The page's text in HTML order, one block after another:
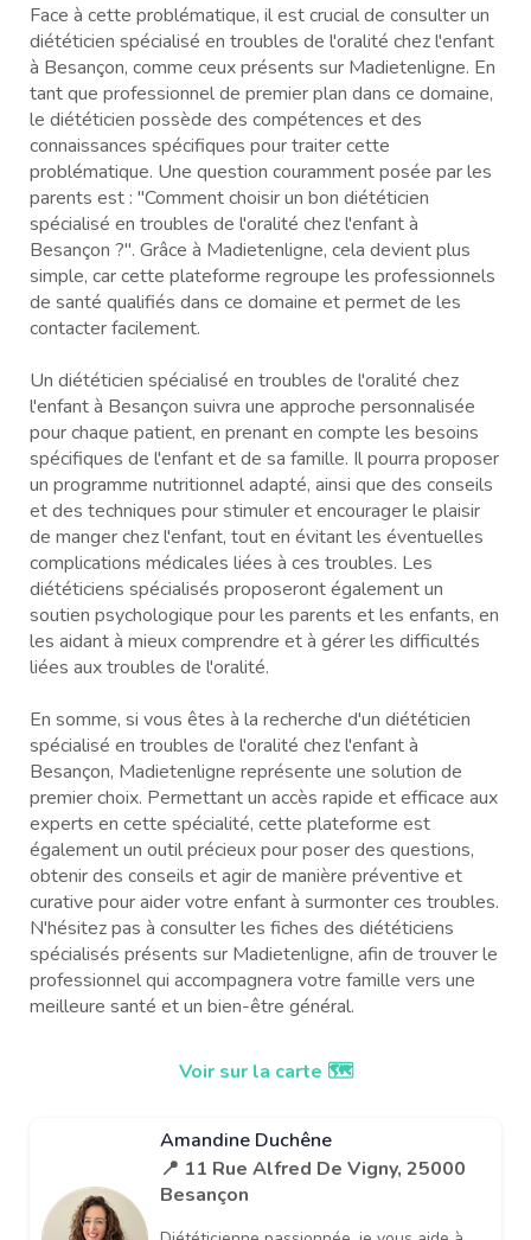
Face à cette problématique, il est crucial de consulter un
diététicien spécialisé en troubles de l'oralité chez l'enfant
à Besançon, comme ceux présents sur Madietenligne. En
tant que professionnel de premier plan dans ce domaine,
le diététicien possède des compétences et des
connaissances spécifiques pour traiter cette
problématique. Une question couramment posée par les
parents est : "Comment choisir un bon diététicien
spécialisé en troubles de l'oralité chez l'enfant à
Besançon ?". Grâce à Madietenligne, cela devient plus
simple, car cette plateforme regroupe les professionnels
de santé qualifiés dans ce domaine et permet de les
contacter facilement.
Un diététicien spécialisé en troubles de l'oralité chez
l'enfant à Besançon suivra une approche personnalisée
pour chaque patient, en prenant en compte les besoins
spécifiques de l'enfant et de sa famille. Il pourra proposer
un programme nutritionnel adapté, ainsi que des conseils
et des techniques pour stimuler et encourager le plaisir
de manger chez l'enfant, tout en évitant les éventuelles
complications médicales liées à ces troubles. Les
diététiciens spécialisés proposeront également un
soutien psychologique pour les parents et les enfants, en
les aidant à mieux comprendre et à gérer les difficultés
liées aux troubles de l'oralité.
En somme, si vous êtes à la recherche d'un diététicien
spécialisé en troubles de l'oralité chez l'enfant à
Besançon, Madietenligne représente une solution de
premier choix. Permettant un accès rapide et efficace aux
experts en cette spécialité, cette plateforme est
également un outil précieux pour poser des questions,
obtenir des conseils et agir de manière préventive et
curative pour aider votre enfant à surmonter ces troubles.
N'hésitez pas à consulter les fiches des diététiciens
spécialisés présents sur Madietenligne, afin de trouver le
professionnel qui accompagnera votre famille vers une
meilleure santé et un bien-être général.
Voir sur la carte 🗺️
Amandine Duchêne
📍 11 Rue Alfred De Vigny, 25000
Besançon